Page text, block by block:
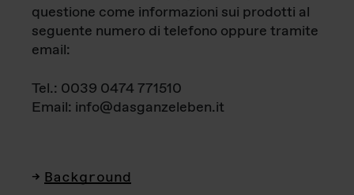
questione come informazioni sui prodotti al
seguente numero di telefono oppure tramite
email:
Tel.: 0039 0474 771510
Email: info@dasganzeleben.it
Background